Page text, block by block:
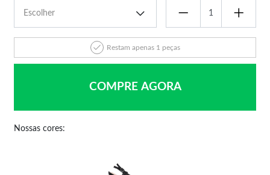
Restam apenas 1 peças
COMPRE AGORA
Nossas cores: